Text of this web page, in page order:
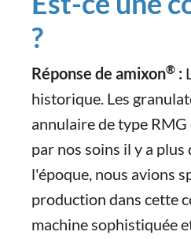
?
Réponse de amixon® :
historique. Les
annulaire de type
par nos soins il y a plus
l'époque, nous avions
production dans cette
machine sophistiquée